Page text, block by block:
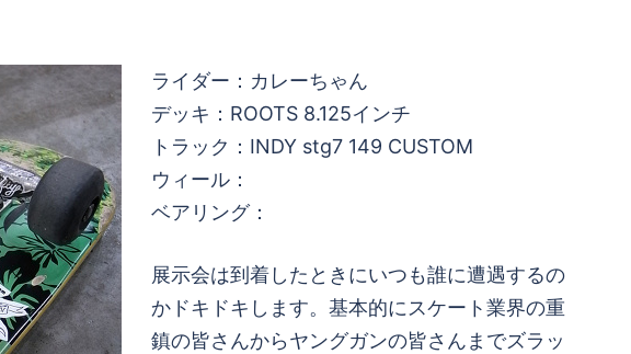
ライダー：カレーちゃん
デッキ：ROOTS 8.125インチ
トラック：INDY stg7 149 CUSTOM
ウィール：
ベアリング：
展示会は到着したときにいつも誰に遭遇するの
かドキドキします。基本的にスケート業界の重
鎮の皆さんからヤングガンの皆さんまでズラッ